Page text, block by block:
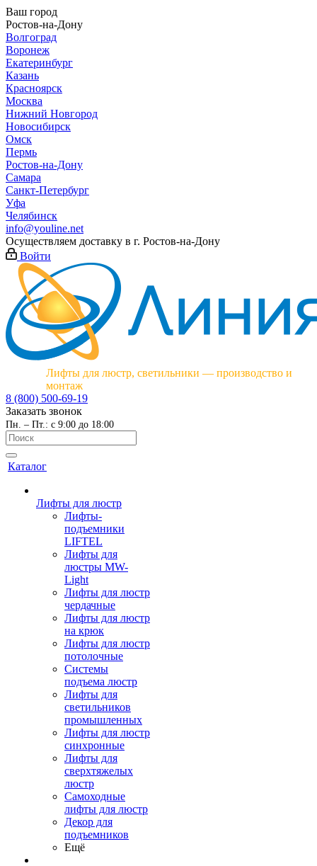
Ваш город
Ростов-на-Дону
Волгоград
Воронеж
Екатеринбург
Казань
Красноярск
Москва
Нижний Новгород
Новосибирск
Омск
Пермь
Ростов-на-Дону
Самара
Санкт-Петербург
Уфа
Челябинск
info@youline.net
Осуществляем доставку в г. Ростов-на-Дону
Войти
Лифты для люстр, светильники — производство и
монтаж
8 (800) 500-69-19
Заказать звонок
Пн. – Пт.: с 9:00 до 18:00
Каталог
Лифты для люстр
Лифты-
подъемники
LIFTEL
Лифты для
люстры MW-
Light
Лифты для люстр
чердачные
Лифты для люстр
на крюк
Лифты для люстр
потолочные
Системы
подъема люстр
Лифты для
светильников
промышленных
Лифты для люстр
синхронные
Лифты для
сверхтяжелых
люстр
Самоходные
лифты для люстр
Декор для
подъемников
Ещё